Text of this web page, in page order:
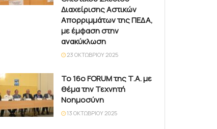
Διαχείρισης Αστικών
Απορριμμάτων της ΠΕΔΑ,
με έμφαση στην
ανακύκλωση
23 ΟΚΤΩΒΡΊΟΥ 2025
Το 16ο FORUM της Τ.Α. με
θέμα την Τεχνητή
Νοημοσύνη
13 ΟΚΤΩΒΡΊΟΥ 2025